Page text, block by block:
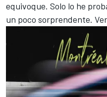
equivoque. Solo lo he
un poco sorprendente.